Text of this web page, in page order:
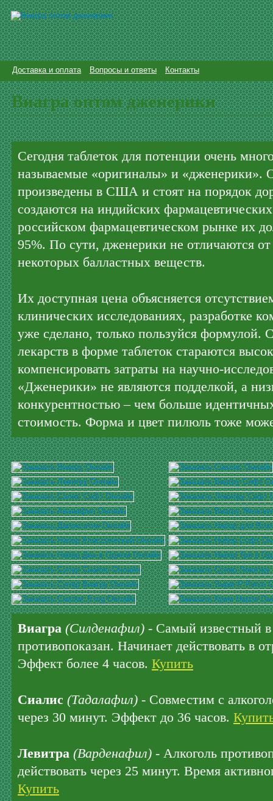
Доставка и оплата Вопросы и ответы Контакты
Виагра оптом дженерики
Сегодня таблеток для потенции очень
называемые «оригиналы» и «дженерики».
произведены в США и стоят на порядок
создаются на индийских
российском фармацевтическом рынке их
95%. По сути, дженерики не отличаются
некоторых балластных веществ.
Их доступная цена объясняется
клинических исследованиях, разработке
уже сделано, только пользуйся формулой.
лекарств в форме таблеток стараются
компенсировать затраты на научно-
«Дженерики» не являются подделкой, а
конкурентностью – чем больше
стоимость. Форма и цвет пилюль тоже
Виагра (Силденафил) - Самый известный в
противопоказан. Начинает действовать в
Эффект более 4 часов. Купить
Сиалис (Тадалафил) - Совместим с
через 30 минут. Эффект до 36 часов.
Левитра (Варденафил) - Алкоголь
действовать через 25 минут. Время
Купить